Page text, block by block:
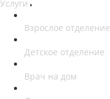
Услуги
Взрослое отделение
Детское отделение
Врач на дом